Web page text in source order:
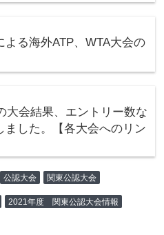
よる海外ATP、WTA大会の
大会結果、エントリー数な
ました。【各大会へのリン
公認大会 関東公認大会
2021年度 関東公認大会情報